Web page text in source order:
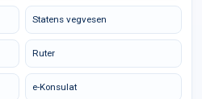
Statens vegvesen
Ruter
e-Konsulat